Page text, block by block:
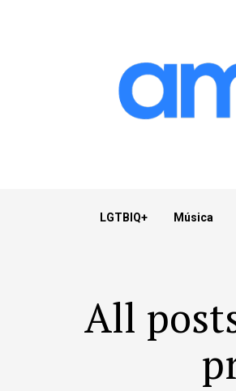
LGTBIQ+ Música
All